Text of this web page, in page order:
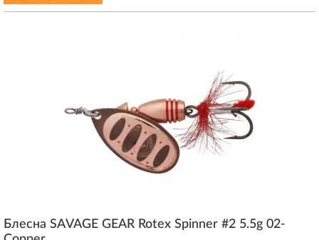
Блесна SAVAGE GEAR Rotex Spinner #2 5.5g 02-